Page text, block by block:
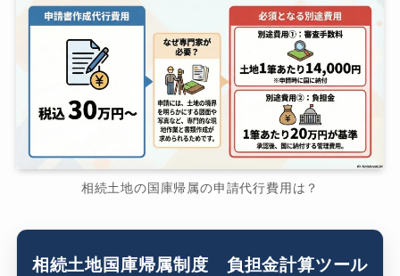
相続土地の国庫帰属の申請代行費用は？
相続土地国庫帰属制度 負担金計算ツール